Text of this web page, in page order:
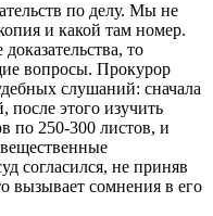
по делу. Мы не
и какой там номер.
то
вопросы. Прокурор
слушаний: сначала
после этого изучить
по 250-300 листов, и
вещественные
согласился, не приняв
вызывает сомнения в его